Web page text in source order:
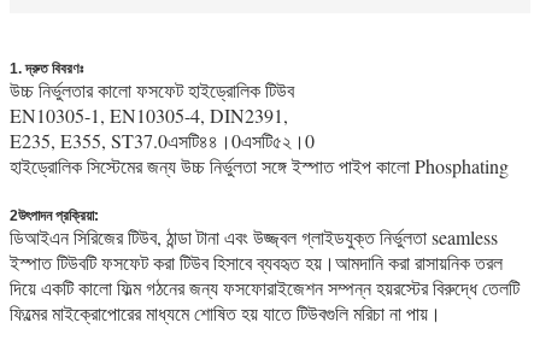
1. দ্রুত বিবরণঃ
উচ্চ নির্ভুলতার কালো ফসফেট হাইড্রোলিক টিউব
EN10305-1, EN10305-4, DIN2391,
E235, E355, ST37.0এসটি৪৪।0এসটি৫২।0
হাইড্রোলিক সিস্টেমের জন্য উচ্চ নির্ভুলতা সঙ্গে ইস্পাত পাইপ কালো Phosphating
2উৎপাদন প্রক্রিয়া:
ডিআইএন সিরিজের টিউব, ঠান্ডা টানা এবং উজ্জ্বল গ্লাইডযুক্ত নির্ভুলতা seamless
ইস্পাত টিউবটি ফসফেট করা টিউব হিসাবে ব্যবহৃত হয়।আমদানি করা রাসায়নিক তরল
দিয়ে একটি কালো ফিল্ম গঠনের জন্য ফসফোরাইজেশন সম্পন্ন হয়রস্টের বিরুদ্ধে তেলটি
ফিল্মের মাইক্রোপোরের মাধ্যমে শোষিত হয় যাতে টিউবগুলি মরিচা না পায়।